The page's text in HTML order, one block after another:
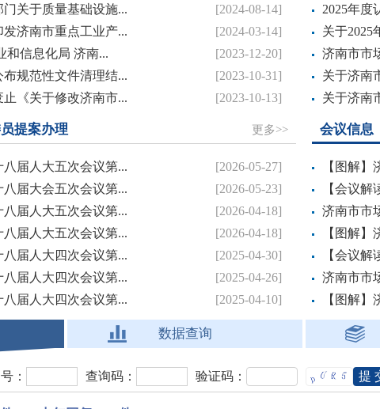
关于质量基础设施...
[2024-08-14]
济南市重点工业产...
[2024-03-14]
和信息化局 济南...
[2023-12-20]
规范性文件清理结...
[2023-10-31]
《关于修改济南市...
[2023-10-13]
2025年度
关于2025
济南市市
关于济南
关于济南
提案办理 更多>>
届人大五次会议第...
[2026-05-27]
届大会五次会议第...
[2026-05-23]
届人大五次会议第...
[2026-04-18]
届人大五次会议第...
[2026-04-18]
届人大四次会议第...
[2025-04-30]
届人大四次会议第...
[2025-04-26]
届人大四次会议第...
[2025-04-10]
会议信息
【图解
【会议
济南市市
【图解
【会议
济南市市
【图解
数据查询